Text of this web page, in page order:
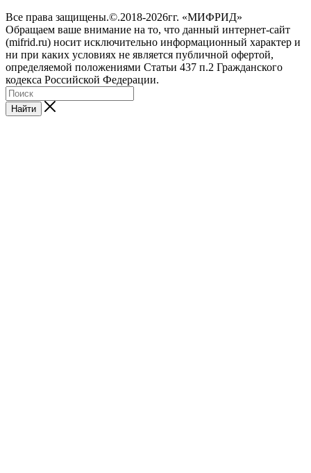
Все права защищены.©.2018-2026гг. «МИФРИД»
Обращаем ваше внимание на то, что данный интернет-сайт
(mifrid.ru) носит исключительно информационный характер и
ни при каких условиях не является публичной офертой,
определяемой положениями Статьи 437 п.2 Гражданского
кодекса Российской Федерации.
Найти